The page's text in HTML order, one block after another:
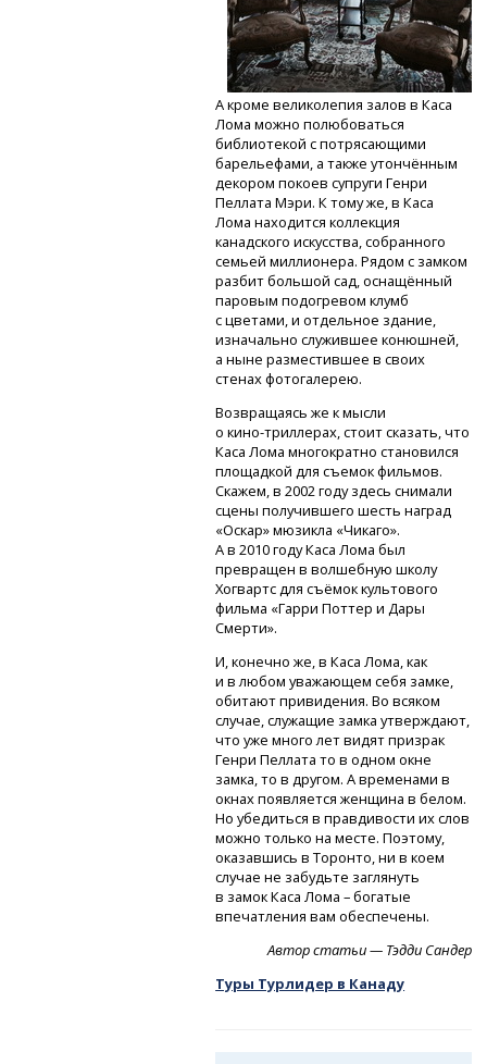
А кроме великолепия залов в Каса
Лома можно полюбоваться
библиотекой с потрясающими
барельефами, а также утончённым
декором покоев супруги Генри
Пеллата Мэри. К тому же, в Каса
Лома находится коллекция
канадского искусства, собранного
семьей миллионера. Рядом с замком
разбит большой сад, оснащённый
паровым подогревом клумб
с цветами, и отдельное здание,
изначально служившее конюшней,
а ныне разместившее в своих
стенах фотогалерею.
Возвращаясь же к мысли
о кино-триллерах,стоит сказать, что
Каса Лома многократно становился
площадкой для съемок фильмов.
Скажем, в 2002 году здесь снимали
сцены получившего шесть наград
«Оскар» мюзикла «Чикаго».
А в 2010 году Каса Лома был
превращен в волшебную школу
Хогвартс для съёмок культового
фильма «Гарри Поттер и Дары
Смерти».
И, конечно же, в Каса Лома, как
и в любом уважающем себя замке,
обитают привидения. Во всяком
случае, служащие замка утверждают,
что уже много лет видят призрак
Генри Пеллата то в одном окне
замка, то в другом. А временами в
окнах появляется женщина в белом.
Но убедиться в правдивости их слов
можно только на месте. Поэтому,
оказавшись в Торонто, ни в коем
случае не забудьте заглянуть
в замок Каса Лома – богатые
впечатления вам обеспечены.
Автор статьи — Тэдди Сандер
Туры Турлидер в Канаду